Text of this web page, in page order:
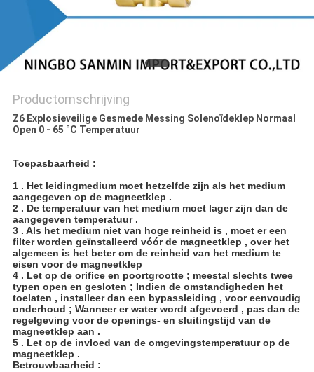
Productomschrijving
Z6 Explosieveilige Gesmede Messing Solenoïdeklep Normaal
Open 0 - 65 °C Temperatuur
Toepasbaarheid :
1 . Het leidingmedium moet hetzelfde zijn als het medium
aangegeven op de magneetklep .
2 . De temperatuur van het medium moet lager zijn dan de
aangegeven temperatuur .
3 . Als het medium niet van hoge reinheid is , moet er een
filter worden geïnstalleerd vóór de magneetklep , over het
algemeen is het beter om de reinheid van het medium te
eisen voor de magneetklep
4 . Let op de orifice en poortgrootte ; meestal slechts twee
typen open en gesloten ; Indien de omstandigheden het
toelaten , installeer dan een bypassleiding , voor eenvoudig
onderhoud ; Wanneer er water wordt afgevoerd , pas dan de
regelgeving voor de openings- en sluitingstijd van de
magneetklep aan .
5 . Let op de invloed van de omgevingstemperatuur op de
magneetklep .
Betrouwbaarheid :